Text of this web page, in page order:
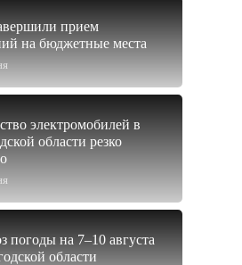
прием
на бюджетные места
электромобилей в
области резко
погоды на 7–10 августа
области